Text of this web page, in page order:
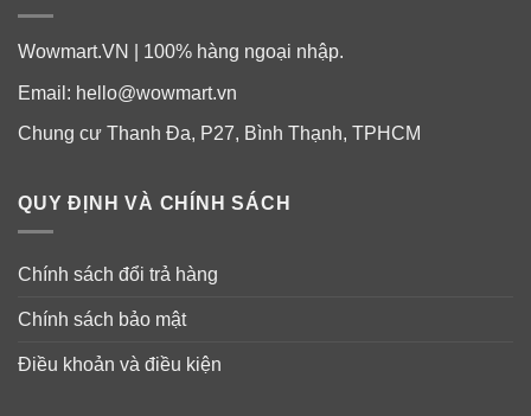
Wowmart.VN | 100% hàng ngoại nhập.
Email: hello@wowmart.vn
Chung cư Thanh Đa, P27, Bình Thạnh, TPHCM
QUY ĐỊNH VÀ CHÍNH SÁCH
Chính sách đổi trả hàng
Chính sách bảo mật
Điều khoản và điều kiện